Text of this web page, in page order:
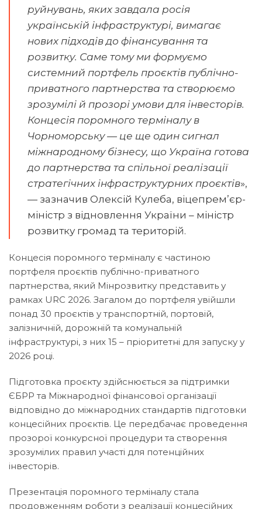
руйнувань, яких завдала росія
українській інфраструктурі, вимагає
нових підходів до фінансування та
розвитку. Саме тому ми формуємо
системний портфель проєктів публічно-
приватного партнерства та створюємо
зрозумілі й прозорі умови для інвесторів.
Концесія поромного терміналу в
Чорноморську — це ще один сигнал
міжнародному бізнесу, що Україна готова
до партнерства та спільної реалізації
стратегічних інфраструктурних проєктів»,
— зазначив Олексій Кулеба, віцепрем’єр-
міністр з відновлення України – міністр
розвитку громад та територій.
Концесія поромного терміналу є частиною
портфеля проєктів публічно-приватного
партнерства, який Мінрозвитку представить у
рамках URC 2026. Загалом до портфеля увійшли
понад 30 проєктів у транспортній, портовій,
залізничній, дорожній та комунальній
інфраструктурі, з них 15 – пріоритетні для запуску у
2026 році.
Підготовка проєкту здійснюється за підтримки
ЄБРР та Міжнародної фінансової організації
відповідно до міжнародних стандартів підготовки
концесійних проєктів. Це передбачає проведення
прозорої конкурсної процедури та створення
зрозумілих правил участі для потенційних
інвесторів.
Презентація поромного терміналу стала
продовженням роботи з реалізації концесійних